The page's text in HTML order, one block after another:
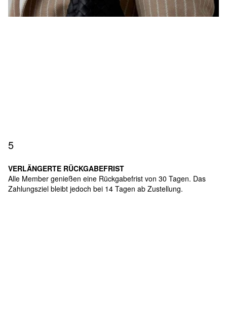
5
VERLÄNGERTE RÜCKGABEFRIST
Alle Member genießen eine Rückgabefrist von 30 Tagen. Das
Zahlungsziel bleibt jedoch bei 14 Tagen ab Zustellung.